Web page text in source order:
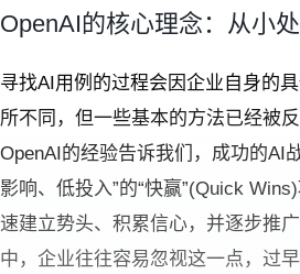
OpenAI的核心理念：从小
寻找AI用例的过程会因企业自身的
所不同，但一些基本的方法已经被
OpenAI的经验告诉我们，成功的AI
影响、低投入”的“快赢”(Quick
速建立势头、积累信心，并逐步推
中，企业往往容易忽视这一点，过